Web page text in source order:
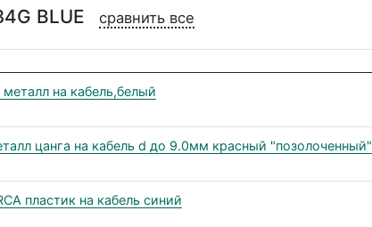
BLUE сравнить все
на кабель,белый
цанга на кабель d до 9.0мм красный "позолоченный"
пластик на кабель синий